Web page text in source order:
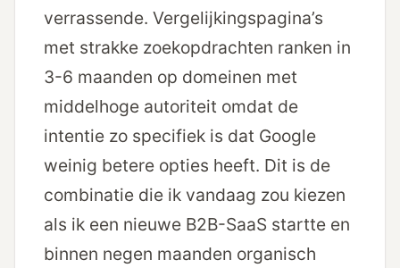
verrassende. Vergelijkings­pagina’s
met strakke zoekopdrachten ranken in
3-6 maanden op domeinen met
middelhoge autoriteit omdat de
intentie zo specifiek is dat Google
weinig betere opties heeft. Dit is de
combinatie die ik vandaag zou kiezen
als ik een nieuwe B2B-SaaS startte en
binnen negen maanden organisch